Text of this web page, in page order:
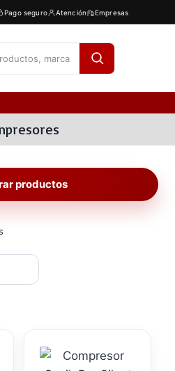
Pago seguro Atención Empresas
productos